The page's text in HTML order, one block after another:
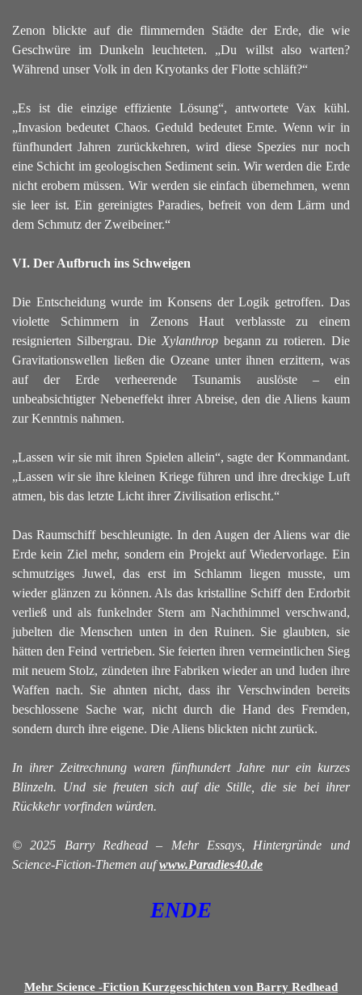
Zenon blickte auf die flimmernden Städte der Erde, die wie
Geschwüre im Dunkeln leuchteten. „Du willst also warten?
Während unser Volk in den Kryotanks der Flotte schläft?“
„Es ist die einzige effiziente Lösung“, antwortete Vax kühl.
„Invasion bedeutet Chaos. Geduld bedeutet Ernte. Wenn wir in
fünfhundert Jahren zurückkehren, wird diese Spezies nur noch
eine Schicht im geologischen Sediment sein. Wir werden die Erde
nicht erobern müssen. Wir werden sie einfach übernehmen, wenn
sie leer ist. Ein gereinigtes Paradies, befreit von dem Lärm und
dem Schmutz der Zweibeiner.“
VI. Der Aufbruch ins Schweigen
Die Entscheidung wurde im Konsens der Logik getroffen. Das
violette Schimmern in Zenons Haut verblasste zu einem
resignierten Silbergrau.Die Xylanthrop begann zu rotieren. Die
Gravitationswellen ließen die Ozeane unter ihnen erzittern, was
auf der Erde verheerende Tsunamis auslöste – ein
unbeabsichtigter Nebeneffekt ihrer Abreise, den die Aliens kaum
zur Kenntnis nahmen.
„Lassen wir sie mit ihren Spielen allein“, sagte der Kommandant.
„Lassen wir sie ihre kleinen Kriege führen und ihre dreckige Luft
atmen, bis das letzte Licht ihrer Zivilisation erlischt.“
Das Raumschiff beschleunigte. In den Augen der Aliens war die
Erde kein Ziel mehr, sondern ein Projekt auf Wiedervorlage. Ein
schmutziges Juwel, das erst im Schlamm liegen musste, um
wieder glänzen zu können. Als das kristalline Schiff den Erdorbit
verließ und als funkelnder Stern am Nachthimmel verschwand,
jubelten die Menschen unten in den Ruinen. Sie glaubten, sie
hätten den Feind vertrieben. Sie feierten ihren vermeintlichen Sieg
mit neuem Stolz, zündeten ihre Fabriken wieder an und luden ihre
Waffen nach. Sie ahnten nicht, dass ihr Verschwinden bereits
beschlossene Sache war, nicht durch die Hand des Fremden,
sondern durch ihre eigene. Die Aliens blickten nicht zurück.
In ihrer Zeitrechnung waren fünfhundert Jahre nur ein kurzes
Blinzeln. Und sie freuten sich auf die Stille, die sie bei ihrer
Rückkehr vorfinden würden.
© 2025 Barry Redhead – Mehr Essays, Hintergründe und
Science-Fiction-Themen aufwww.Paradies40.de
ENDE
Mehr Science -Fiction Kurzgeschichten von Barry Redhead